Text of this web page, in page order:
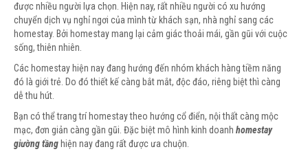
được nhiều người lựa chọn. Hiện nay, rất nhiều người có xu hướng
chuyển dịch vụ nghỉ ngơi của mình từ khách sạn, nhà nghỉ sang các
homestay. Bởi homestay mang lại cảm giác thoải mái, gần gũi với cuộc
sống, thiên nhiên.
Các homestay hiện nay đang hướng đến nhóm khách hàng tiềm năng
đó là giới trẻ. Do đó thiết kế càng bắt mắt, độc đáo, riêng biệt thì càng
dễ thu hút.
Bạn có thể trang trí homestay theo hướng cổ điển, nội thất càng mộc
mạc, đơn giản càng gần gũi. Đặc biệt mô hình kinh doanh homestay
giường tầng hiện nay đang rất được ưa chuộn.